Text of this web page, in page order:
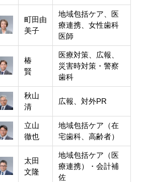
町田由
美子
地域包括ケア、医
療連携、女性歯科
医師
椿
賢
医療対策、広報、
災害時対策・警察
歯科
秋山
清
広報、対外PR
立山
徹也
地域包括ケア（在
宅歯科、高齢者）
太田
文隆
地域包括ケア（医
療連携）・会計補
佐